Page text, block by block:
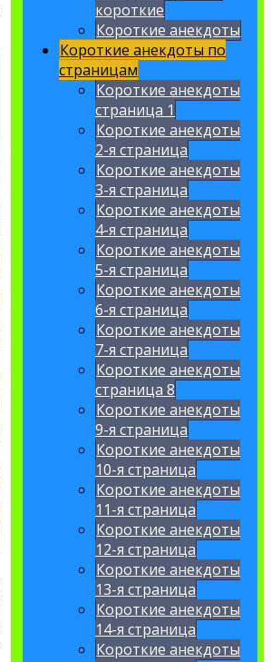
короткие
Короткие анекдоты
Короткие анекдоты по
страницам
Короткие анекдоты
страница 1
Короткие анекдоты
2-я страница
Короткие анекдоты
3-я страница
Короткие анекдоты
4-я страница
Короткие анекдоты
5-я страница
Короткие анекдоты
6-я страница
Короткие анекдоты
7-я страница
Короткие анекдоты
страница 8
Короткие анекдоты
9-я страница
Короткие анекдоты
10-я страница
Короткие анекдоты
11-я страница
Короткие анекдоты
12-я страница
Короткие анекдоты
13-я страница
Короткие анекдоты
14-я страница
Короткие анекдоты